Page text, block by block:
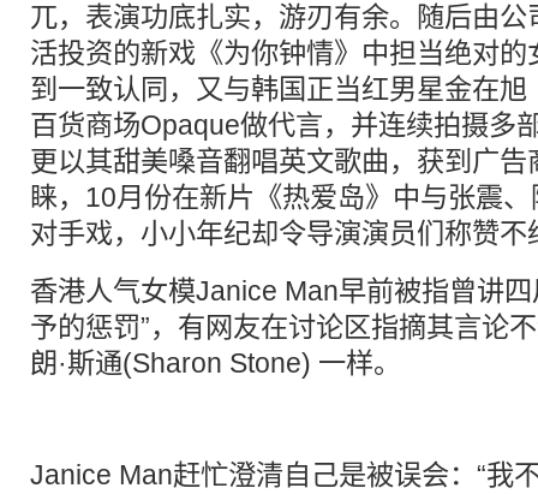
兀，表演功底扎实，游刃有余。随后由
活投资的新戏《为你钟情》中担当绝对
到一致认同，又与韩国正当红男星金在
百货商场Opaque做代言，并连续拍摄多
更以其甜美嗓音翻唱英文歌曲，获到广
睐，10月份在新片《热爱岛》中与张震
对手戏，小小年纪却令导演演员们称赞不
香港人气女模Janice Man早前被指曾讲
予的惩罚”，有网友在讨论区指摘其言论
朗·斯通(Sharon Stone) 一样。
Janice Man赶忙澄清自己是被误会：“我